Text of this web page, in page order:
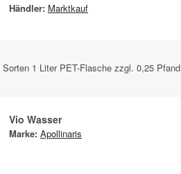
Händler: Marktkauf
1 Liter PET-Flasche zzgl. 0,25 Pfand
Vio Wasser
Marke: Apollinaris